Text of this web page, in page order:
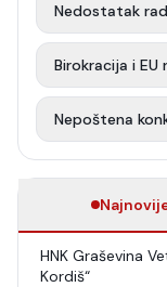
Nedostatak
Birokracija i EU
Nepoštena
HNK Graševina
Kordiš“